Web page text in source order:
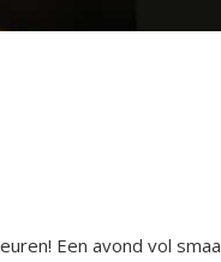
Een avond vol